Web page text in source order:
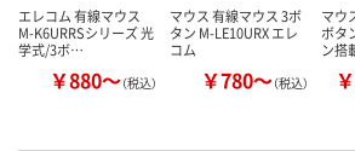
エレコム 有線マウス
M-K6URRSシリーズ 光
学式/3ボ…
￥880～（税込）
マウス 有線マウス 3ボ
タン M-LE10URX エレ
コム
￥780～（税込）
マウ
ボタ
ン搭